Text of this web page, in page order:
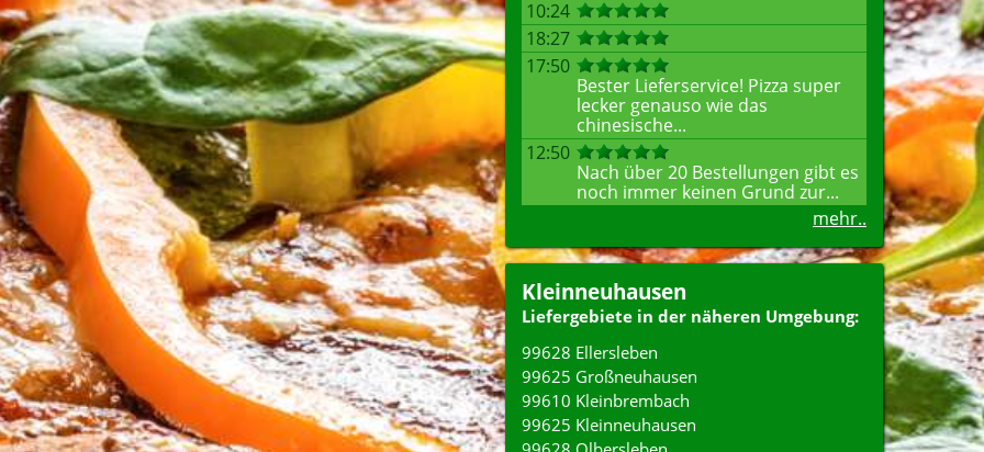
10:24
18:27
17:50
Bester Lieferservice! Pizza super
lecker genauso wie das
chinesische...
12:50
Nach über 20 Bestellungen gibt es
noch immer keinen Grund zur...
mehr..
Kleinneuhausen
Liefergebiete in der näheren Umgebung:
99628 Ellersleben
99625 Großneuhausen
99610 Kleinbrembach
99625 Kleinneuhausen